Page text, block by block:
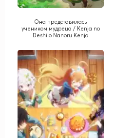
Она представилась
учеником мудреца / Kenja no
Deshi o Nanoru Kenja